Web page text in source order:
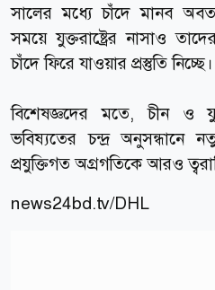
সালের মধ্যে চাঁদে মানব
সময়ে যুক্তরাষ্ট্রের নাসাও
চাঁদে ফিরে যাওয়ার প্রস্তুতি নিচ্ছে।
বিশেষজ্ঞদের মতে, চীন ও
ভবিষ্যতের চন্দ্র অনুসন্ধানে
প্রযুক্তিগত অগ্রগতিকে আরও
news24bd.tv/DHL